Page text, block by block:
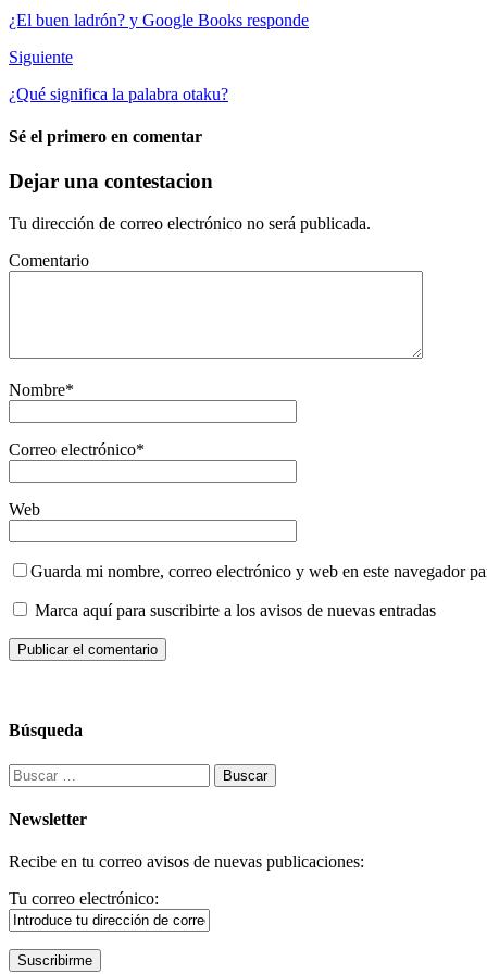
¿El buen ladrón? y Google Books responde
Siguiente
¿Qué significa la palabra otaku?
Sé el primero en comentar
Dejar una contestacion
Tu dirección de correo electrónico no será publicada.
Comentario
Nombre*
Correo electrónico*
Web
Guarda mi nombre, correo electrónico y web en este navegador
Marca aquí para suscribirte a los avisos de nuevas entradas
Búsqueda
Buscar:
Newsletter
Recibe en tu correo avisos de nuevas publicaciones:
Tu correo electrónico: